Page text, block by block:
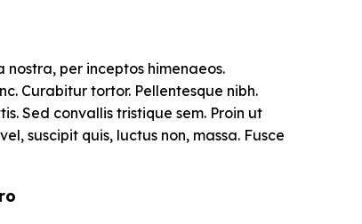
per inceptos himenaeos.
Curabitur tortor. Pellentesque nibh.
Sed convallis tristique sem. Proin ut
suscipit quis, luctus non, massa. Fusce